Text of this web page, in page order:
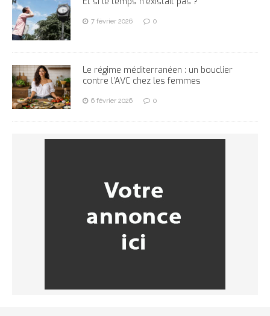
7 février 2026 0
Le régime méditerranéen : un bouclier
contre l’AVC chez les femmes
6 février 2026 0